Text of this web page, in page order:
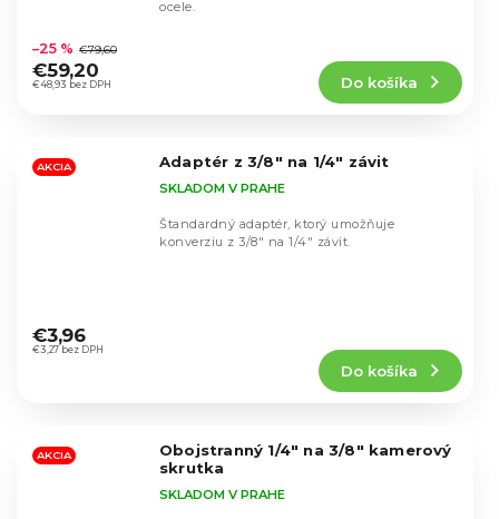
hodnotenie
produktu
je
hviezdičiek.
€48,93 bez DPH
–25 % €79,60
€59,20
Do košíka
ocele.
AKCIA Adaptér z 3/8" na 1/4" závit
hodnotenie
produktu
hviezdičiek.
SKLADOM V PRAHE
€3,27 bez DPH
€3,96
Do košíka
Štandardný adaptér, ktorý umožňuje
konverziu z 3/8" na 1/4" závit.
AKCIA
Obojstranný 1/4" na 3/8" kamerový
skrutka
SKLADOM V PRAHE